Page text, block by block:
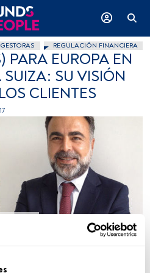
REGULACIÓN FINANCIERA
PARA EUROPA EN
SU VISIÓN
CLIENTES